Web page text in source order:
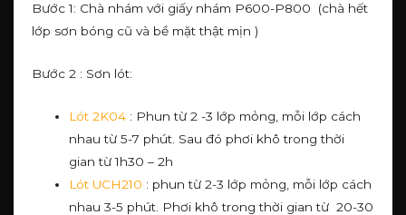
Bước 1: Chà nhám với giấy nhám P600-P800 (chà hết
lớp sơn bóng cũ và bề mặt thật mịn )
Bước 2 : Sơn lót:
Lót 2K04 : Phun từ 2 -3 lớp mỏng, mỗi lớp cách
nhau từ 5-7 phút. Sau đó phơi khô trong thời
gian từ 1h30 – 2h
Lót UCH210 : phun từ 2-3 lớp mỏng, mỗi lớp cách
nhau 3-5 phút. Phơi khô trong thời gian từ 20-30